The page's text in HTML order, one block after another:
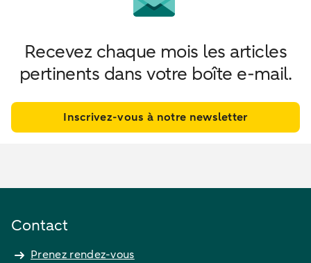
Recevez chaque mois les articles
pertinents dans votre boîte e-mail.
Inscrivez-vous à notre newsletter
Contact
Prenez rendez-vous